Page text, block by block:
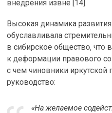
внедрения извне [14].
Высокая динамика
обуславливала
в сибирское общество, что
к деформации правового
с чем чиновники
руководство:
«На желаемое